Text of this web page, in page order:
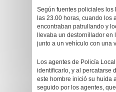
Según fuentes policiales los
las 23.00 horas, cuando los
encontraban patrullando y
llevaba un destornillador
junto a un vehículo con una
Los agentes de Policía
identificarlo, y al percatarse
este hombre inició su huida
seguido por los agentes,